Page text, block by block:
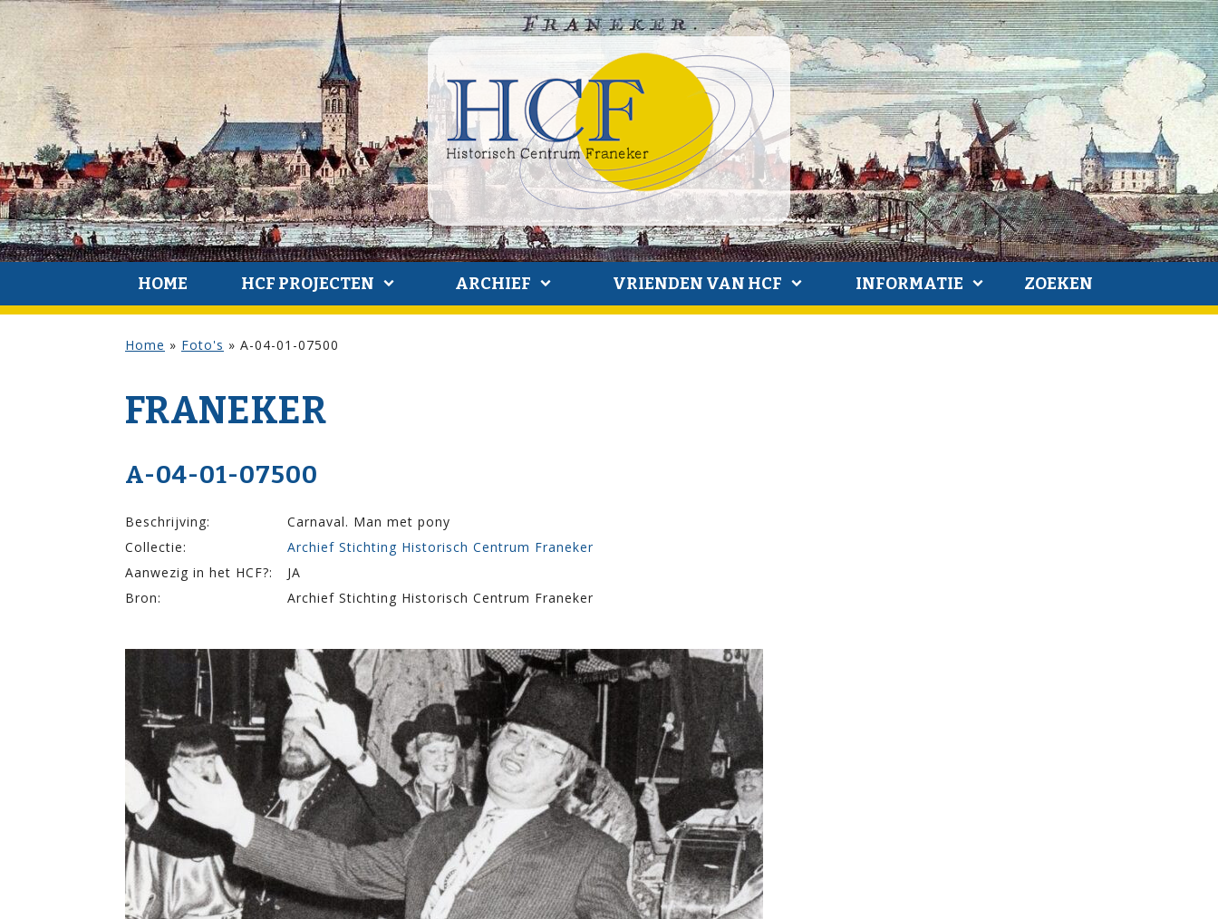
HOME HCF PROJECTEN ARCHIEF VRIENDEN VAN HCF INFORMATIE ZOEKEN
Home » Foto's » A-04-01-07500
FRANEKER
A-04-01-07500
Beschrijving:
Carnaval. Man met pony
Collectie:
Archief Stichting Historisch Centrum Franeker
Aanwezig in het HCF?:
JA
Bron:
Archief Stichting Historisch Centrum Franeker